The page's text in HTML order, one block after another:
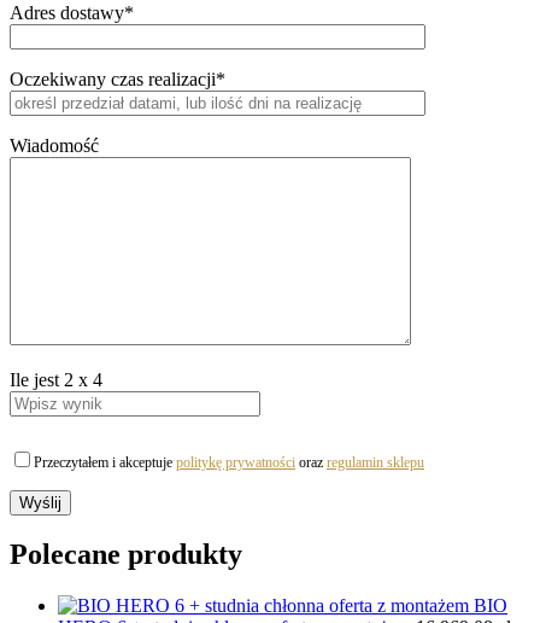
Adres dostawy*
Oczekiwany czas realizacji*
Wiadomość
Ile jest 2 x 4
Przeczytałem i akceptuje politykę prywatności oraz regulamin sklepu
Polecane produkty
BIO